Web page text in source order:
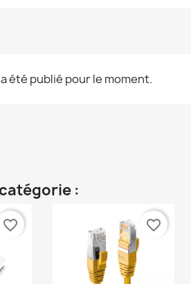
été publié pour le moment.
:
favorite_border favorite_border